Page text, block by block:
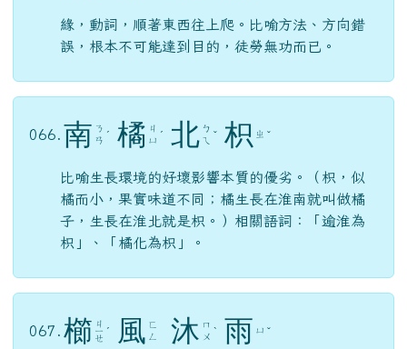
緣，動詞，順著東西往上爬。比喻方法、方向錯
誤，根本不可能達到目的，徒勞無功而已。
066. 南 ㄋ
ㄢ ˊ 橘 ㄐ
ㄩ ˊ 北 ㄅ
ㄟ ˇ 枳 ㄓ ˇ
比喻生長環境的好壞影響本質的優劣。（枳，似
橘而小，果實味道不同；橘生長在淮南就叫做橘
子，生長在淮北就是枳。）相關語詞：「逾淮為
枳」、「橘化為枳」。
067. 櫛 ㄐ
ㄧ
ㄝ
ˊ 風 ㄈ
ㄥ
沐 ㄇ
ㄨ ˋ 雨 ㄩ ˇ